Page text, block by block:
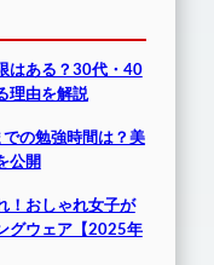
はある？30代・40
理由を解説
の勉強時間は？美
公開
！おしゃれ女子が
グウェア【2025年